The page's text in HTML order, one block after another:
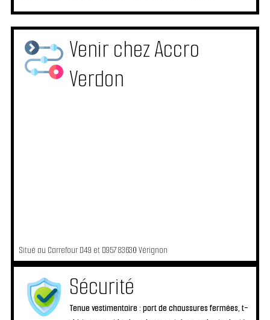
Venir chezAccro
Verdon
Situé au Carrefour D49 et D957 83630 Vérignon
Sécurité
Tenue vestimentaire : port de chaussures fermées, t-